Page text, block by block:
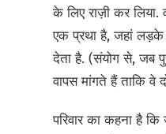
के लिए राज़ी कर
एक प्रथा है, जहां लड़के
देता है. (संयोग से, जब
वापस मांगते हैं ताकि वे
परिवार का कहना है